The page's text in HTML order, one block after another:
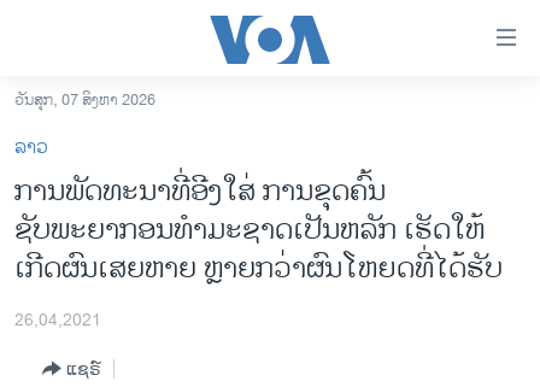
ເຂົ້າ
ຫາ
ຂ້າມ
ຂ້າມ
ໄປ
ຫາ
ຊອກ
ອາເມຣິກາ
ການເລືອກຕັ້ງ ປະທານາທີບໍດີ ສະຫະລັດ 2024
ວັນສຸກ, 07 ສິງຫາ 2026
ລາວ
ການພັດທະນາທີ່ອີງໃສ່ ການຂຸດຄົ້ນ
ຊັບພະຍາກອນທຳມະຊາດເປັນຫລັກ ເຮັດໃຫ້
ເກີດຜົນເສຍຫາຍ ຫຼາຍກວ່າຜົນໂຫຍດທີ່ໄດ້ຮັບ
26,04,2021
ແຊຣ໌